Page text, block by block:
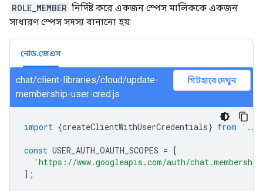
ROLE_MEMBER নির্দিষ্ট করে একজন স্পেস মালিককে একজন
সাধারণ স্পেস সদস্য বানানো হয়:
নোড.জেএস
chat/client-libraries/cloud/update-
membership-user-cred.js
গিটহাবে দেখুন
import {createClientWithUserCredentials} from './
const USER_AUTH_OAUTH_SCOPES = [
'https://www.googleapis.com/auth/
];